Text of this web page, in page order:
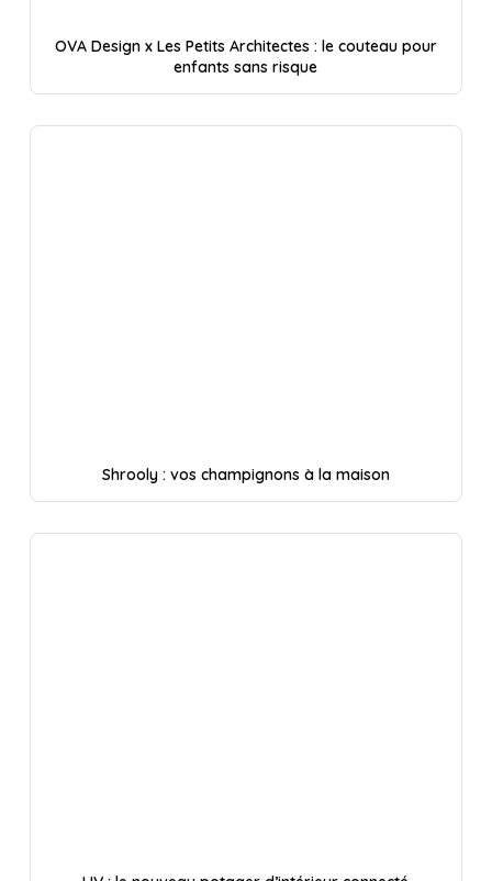
OVA Design x Les Petits Architectes : le couteau pour
enfants sans risque
Shrooly : vos champignons à la maison